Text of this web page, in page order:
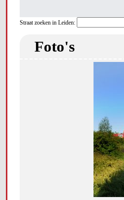
Straat zoeken in Leiden:
Foto's